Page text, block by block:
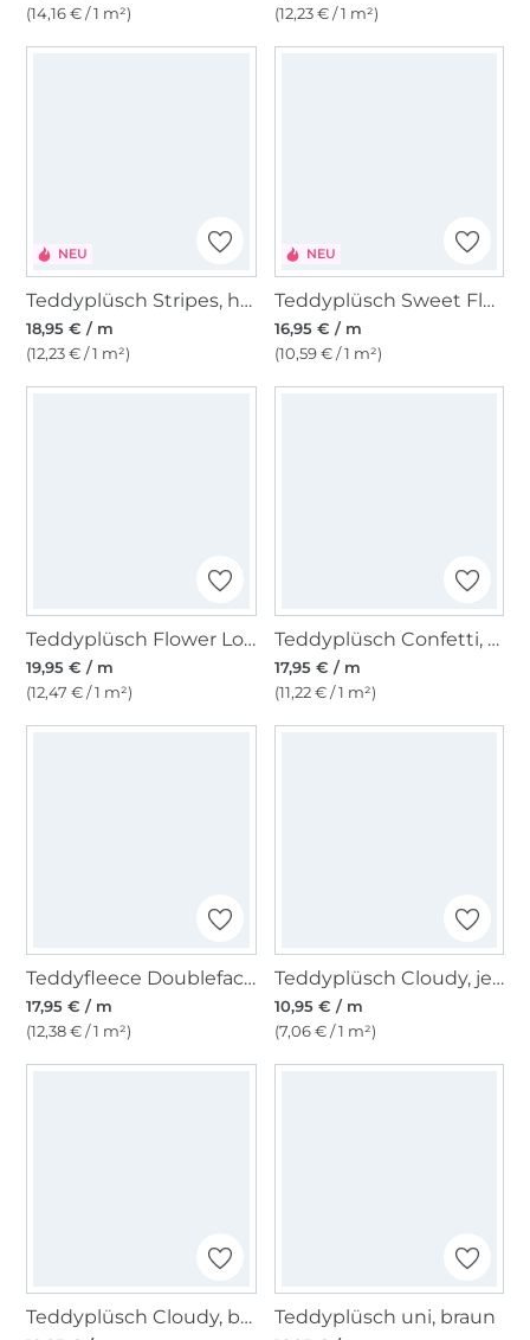
(14,16 € / 1 m²)
(12,23 € / 1 m²)
NEU
Teddyplüsch Stripes, hellblau
18,95 € / m
(12,23 € / 1 m²)
NEU
Teddyplüsch Sweet Flowers, creme
16,95 € / m
(10,59 € / 1 m²)
Teddyplüsch Flower Love, lila
19,95 € / m
(12,47 € / 1 m²)
Teddyplüsch Confetti, dunkelgrün
17,95 € / m
(11,22 € / 1 m²)
Teddyfleece Doubleface, lila
17,95 € / m
(12,38 € / 1 m²)
Teddyplüsch Cloudy, jeansblau
10,95 € / m
(7,06 € / 1 m²)
Teddyplüsch Cloudy, braun Teddyplüsch uni, braun